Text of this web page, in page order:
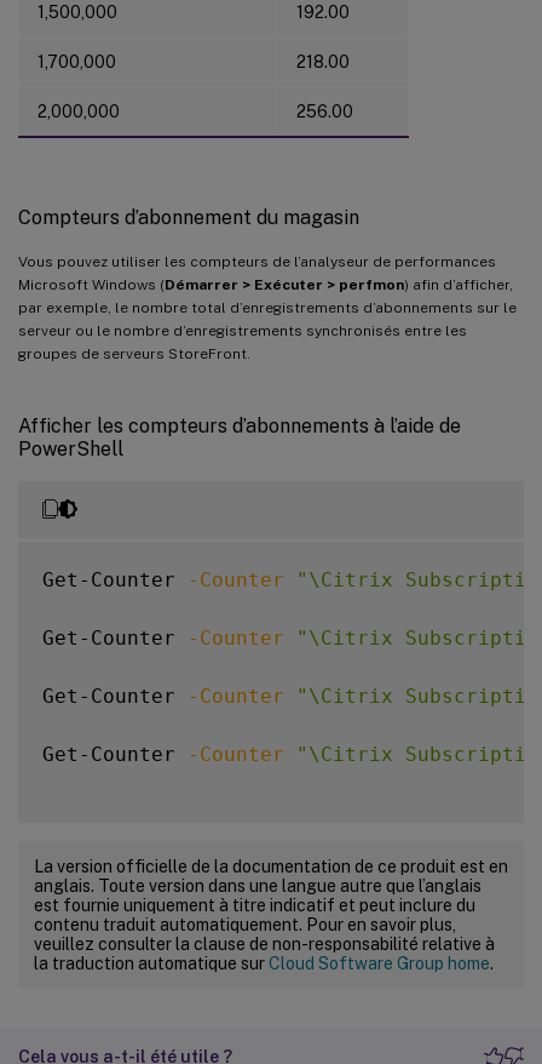
1,500,000 192.00
1,700,000 218.00
2,000,000 256.00
Compteurs d’abonnement du magasin
Vous pouvez utiliser les compteurs de l’analyseur de performances
Microsoft Windows (Démarrer > Exécuter > perfmon) afin d’afficher,
par exemple, le nombre total d’enregistrements d’abonnements sur le
serveur ou le nombre d’enregistrements synchronisés entre les
groupes de serveurs StoreFront.
Afficher les compteurs d’abonnements à l’aide de
PowerShell
Get-Counter -Counter "\Citrix
Get-Counter -Counter "\Citrix
Get-Counter -Counter "\Citrix Subscription
Get-Counter -Counter "\Citrix Subscription
La version officielle de la documentation de ce produit est en
anglais. Toute version dans une langue autre que l’anglais
est fournie uniquement à titre indicatif et peut inclure du
contenu traduit automatiquement. Pour en savoir plus,
veuillez consulter la clause de non-responsabilité relative à
la traduction automatique surCloud Software Group home.
Cela vous a-t-il été utile ?